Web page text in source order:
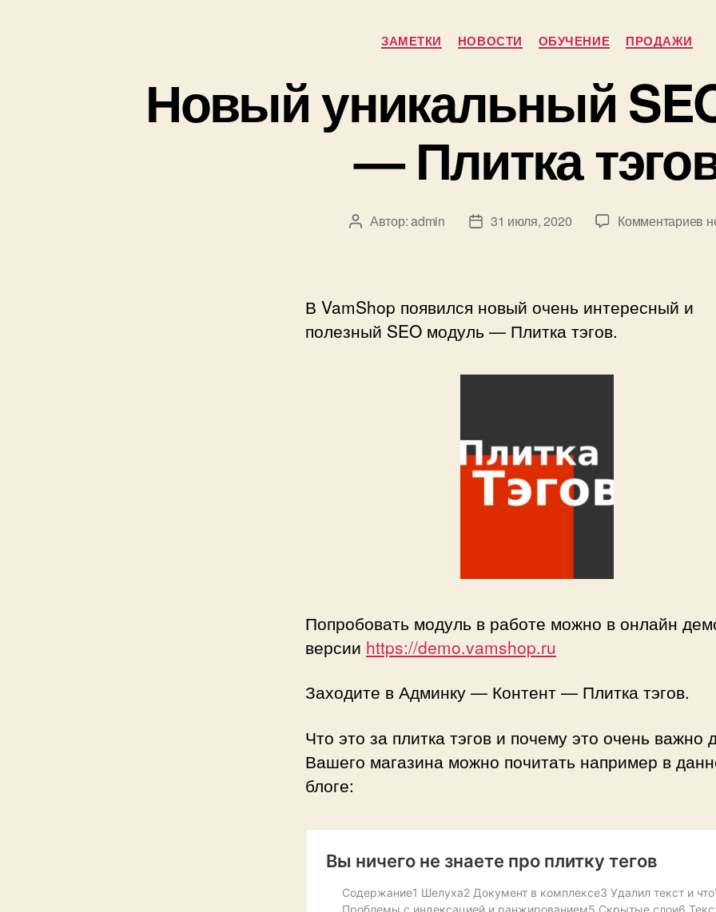
себя
Рубрики
ЗАМЕТКИ НОВОСТИ ОБУЧЕНИЕ ПРОДАЖИ
Новый уникальный
— Плитка
Автор
Автор:admin
Дата31 июля, 2020 Комментариев к
В VamShop появился новый очень интересный и
полезный SEO модуль — Плитка тэгов.
Попробовать модуль в работе можно в онлайн
версии https://demo.vamshop.ru
Заходите в Админку — Контент — Плитка тэгов.
Что это за плитка тэгов и почему это очень важно
Вашего магазина можно почитать например в
блоге: